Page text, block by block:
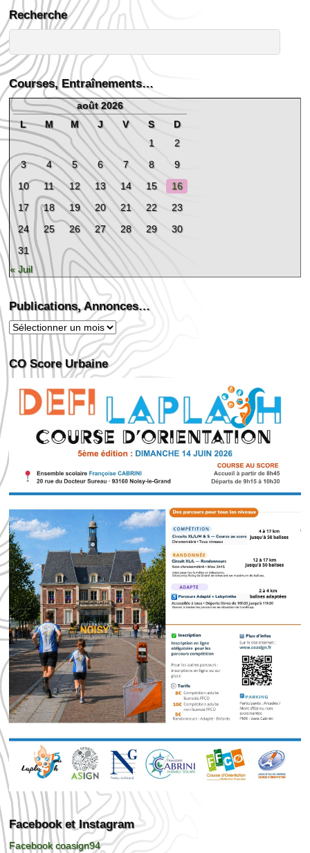
Recherche
Courses, Entraînements…
août 2026
L
M M J V S
D
1
2
3
4 5 6 7 8
9
10
11 12 13 14 15
16
17
18 19 20 21 22
23
24
25 26 27 28 29
30
31
« Juil
Publications, Annonces…
Publications,
Annonces…
CO Score Urbaine
Facebook et Instagram
Facebook coasign94